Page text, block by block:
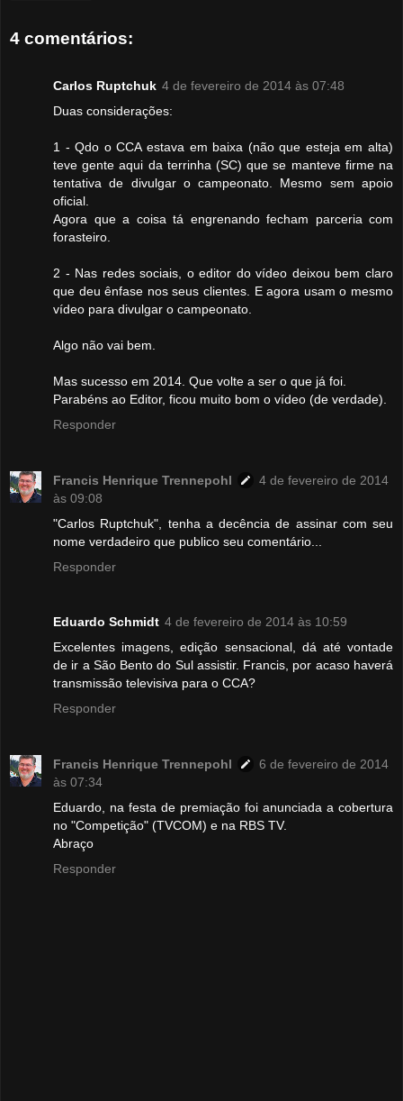
4 comentários:
Carlos Ruptchuk 4 de fevereiro de 2014 às 07:48
Duas considerações:
1 - Qdo o CCA estava em baixa (não que esteja em alta)
teve gente aqui da terrinha (SC) que se manteve firme na
tentativa de divulgar o campeonato. Mesmo sem apoio
oficial.
Agora que a coisa tá engrenando fecham parceria com
forasteiro.
2 - Nas redes sociais, o editor do vídeo deixou bem claro
que deu ênfase nos seus clientes. E agora usam o mesmo
vídeo para divulgar o campeonato.
Algo não vai bem.
Mas sucesso em 2014. Que volte a ser o que já foi.
Parabéns ao Editor, ficou muito bom o vídeo (de verdade).
Responder
Francis Henrique Trennepohl
4 de fevereiro de 2014
às 09:08
"Carlos Ruptchuk", tenha a decência de assinar com seu
nome verdadeiro que publico seu comentário...
Responder
Eduardo Schmidt 4 de fevereiro de 2014 às 10:59
Excelentes imagens, edição sensacional, dá até vontade
de ir a São Bento do Sul assistir. Francis, por acaso haverá
transmissão televisiva para o CCA?
Responder
Francis Henrique Trennepohl
6 de fevereiro de 2014
às 07:34
Eduardo, na festa de premiação foi anunciada a cobertura
no "Competição" (TVCOM) e na RBS TV.
Abraço
Responder